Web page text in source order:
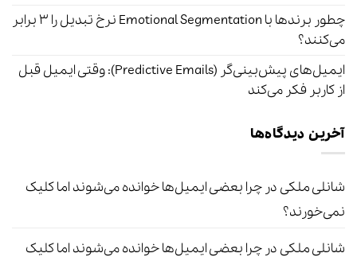
چطور برندها با Emotional Segmentation نرخ تبدیل را ۳ برابر
می‌کنند؟
ایمیل‌های پیش‌بینی‌گر (Predictive Emails): وقتی ایمیل قبل
از کاربر فکر می‌کند
آخرین دیدگاه‌ها
شانلی ملکی در چرا بعضی ایمیل‌ها خوانده می‌شوند اما کلیک
نمی‌خورند؟
شانلی ملکی در چرا بعضی ایمیل‌ها خوانده می‌شوند اما کلیک